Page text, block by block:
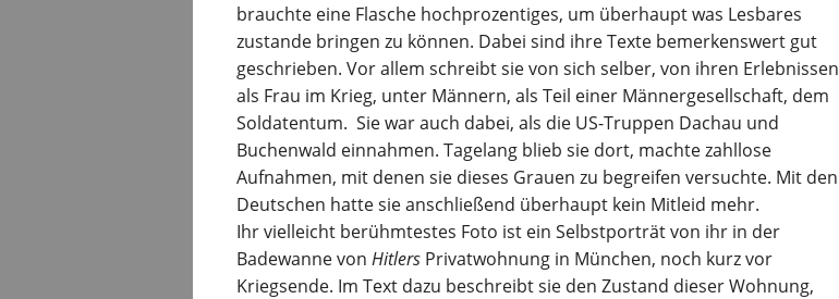
brauchte eine Flasche hochprozentiges, um überhaupt was Lesbares
zustande bringen zu können. Dabei sind ihre Texte bemerkenswert gut
geschrieben. Vor allem schreibt sie von sich selber, von ihren Erlebnissen
als Frau im Krieg, unter Männern, als Teil einer Männergesellschaft, dem
Soldatentum. Sie war auch dabei, als die US-Truppen Dachau und
Buchenwald einnahmen. Tagelang blieb sie dort, machte zahllose
Aufnahmen, mit denen sie dieses Grauen zu begreifen versuchte. Mit den
Deutschen hatte sie anschließend überhaupt kein Mitleid mehr.
Ihr vielleicht berühmtestes Foto ist ein Selbstporträt von ihr in der
Badewanne von HitlersPrivatwohnung in München, noch kurz vor
Kriegsende. Im Text dazu beschreibt sie den Zustand dieser Wohnung,